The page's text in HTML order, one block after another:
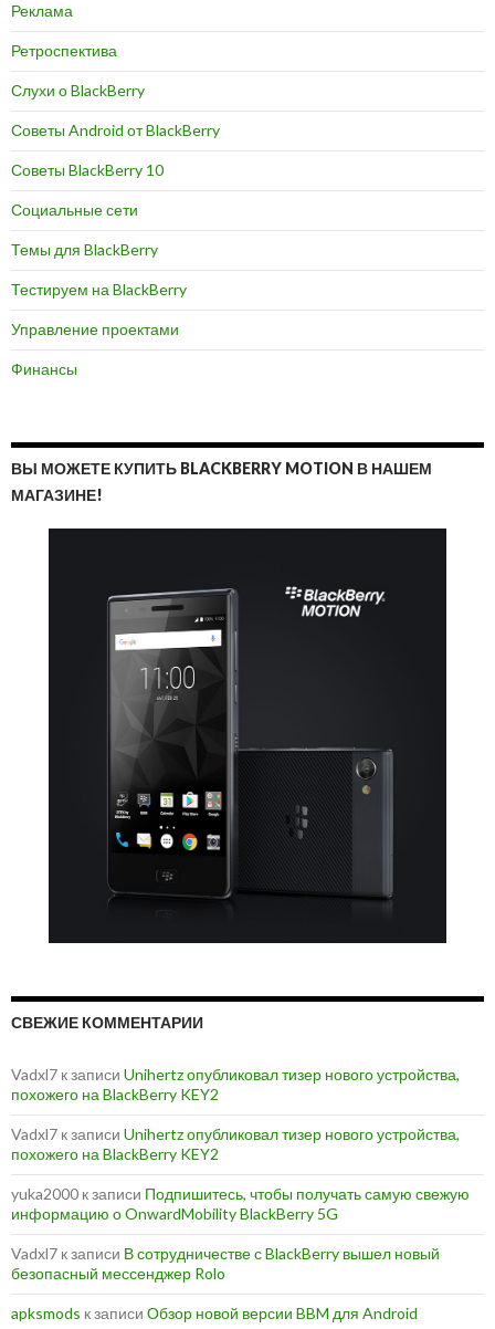
Реклама
Ретроспектива
Слухи о BlackBerry
Советы Android от BlackBerry
Советы BlackBerry 10
Социальные сети
Темы для BlackBerry
Тестируем на BlackBerry
Управление проектами
Финансы
ВЫ МОЖЕТЕ КУПИТЬ BLACKBERRY MOTION В НАШЕМ
МАГАЗИНЕ!
СВЕЖИЕ КОММЕНТАРИИ
Vadxl7 к записи Unihertz опубликовал тизер нового устройства,
похожего на BlackBerry KEY2
Vadxl7 к записи Unihertz опубликовал тизер нового устройства,
похожего на BlackBerry KEY2
yuka2000 к записи Подпишитесь, чтобы получать самую свежую
информацию о OnwardMobility BlackBerry 5G
Vadxl7 к записи В сотрудничестве с BlackBerry вышел новый
безопасный мессенджер Rolo
apksmods к записи Обзор новой версии BBM для Android